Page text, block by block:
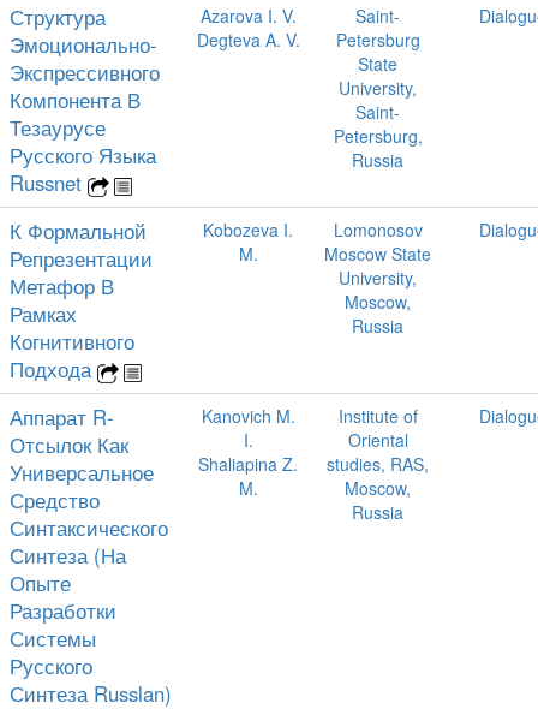
Структура
Эмоционально-
Экспрессивного
Компонента В
Тезаурусе
Русского Языка
Russnet
Azarova I. V.
Degteva A. V.
Saint-
Petersburg
State
University,
Saint-
Petersburg,
Russia
К Формальной
Репрезентации
Метафор В
Рамках
Когнитивного
Подхода
Kobozeva I.
M.
Lomonosov
Moscow State
University,
Moscow,
Russia
Аппарат R-
Отсылок Как
Универсальное
Средство
Синтаксического
Синтеза (На
Опыте
Разработки
Системы
Русского
Синтеза Russlan)
Kanovich M.
I.
Shaliapina Z.
M.
Institute of
Oriental
studies, RAS,
Moscow,
Russia